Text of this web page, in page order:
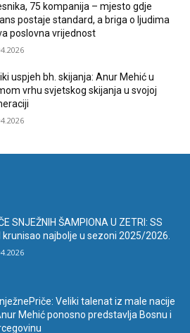
75 kompanija – mjesto gdje
postaje standard, a briga o ljudima
poslovna vrijednost
uspjeh bh. skijanja: Anur Mehić u
vrhu svjetskog skijanja u svojoj
SNJEŽNIH ŠAMPIONA U ZETRI: SS
krunisao najbolje u sezoni 2025/2026.
Veliki talenat iz male nacije
Mehić ponosno predstavlja Bosnu i